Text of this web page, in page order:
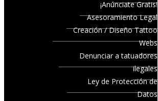
¡Anúnciate Gratis!
Asesoramiento Legal
Creación / Diseño Tattoo
Webs
Denunciar a tatuadores
ilegales
Ley de Protección de
Datos